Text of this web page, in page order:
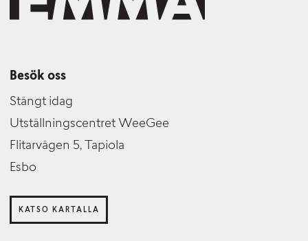
Besök oss
Stängt idag
Utställningscentret WeeGee
Flitarvägen 5, Tapiola
Esbo
KATSO KARTALLA